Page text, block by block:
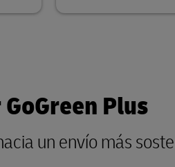
Plus
un envío más